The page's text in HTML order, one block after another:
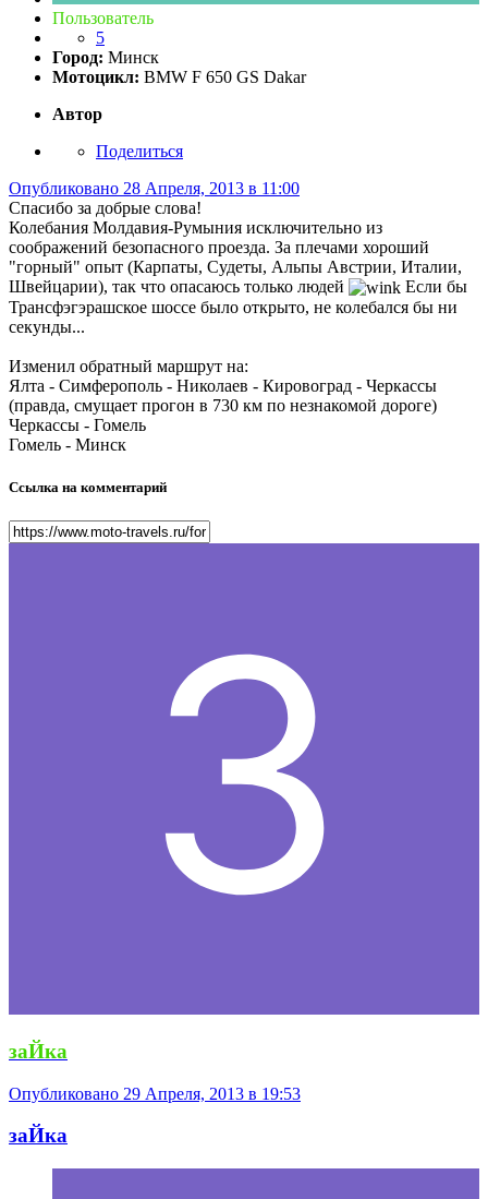
Пользователь
5
Город: Минск
Мотоцикл: BMW F 650 GS Dakar
Автор
Поделиться
Опубликовано 28 Апреля, 2013 в 11:00
Спасибо за добрые слова!
Колебания Молдавия-Румыния исключительно из
соображений безопасного проезда. За плечами хороший
"горный" опыт (Карпаты, Судеты, Альпы Австрии, Италии,
Швейцарии), так что опасаюсь только людей
Если бы
Трансфэгэрашское шоссе было открыто, не колебался бы ни
секунды...
Изменил обратный маршрут на:
Ялта - Симферополь - Николаев - Кировоград - Черкассы
(правда, смущает прогон в 730 км по незнакомой дороге)
Черкассы - Гомель
Гомель - Минск
Ссылка на комментарий
заЙка
Опубликовано 29 Апреля, 2013 в 19:53
заЙка